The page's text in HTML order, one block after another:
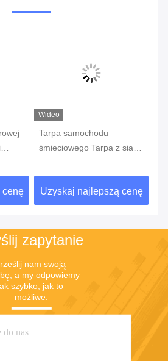
siatki
cenę
Wideo
Plandeka do ciężarówki z
przyczepą
Uzyskaj najlepszą cenę
zapytanie
nam swoją
a my odpowiemy
szybko, jak to
możliwe.